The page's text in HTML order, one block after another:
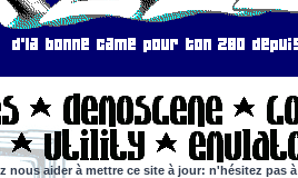
nous aider à mettre ce site à jour: n'hésitez pas à